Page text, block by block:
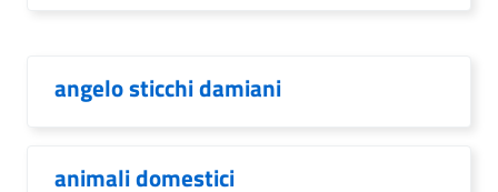
angelo sticchi damiani
animali domestici